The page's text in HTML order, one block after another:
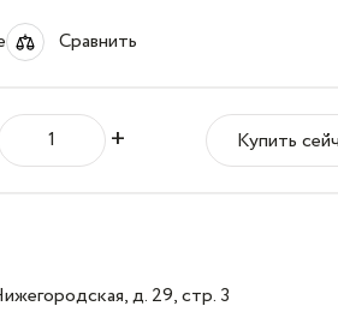
Сравнить
+ Купить
д. 29, стр. 3